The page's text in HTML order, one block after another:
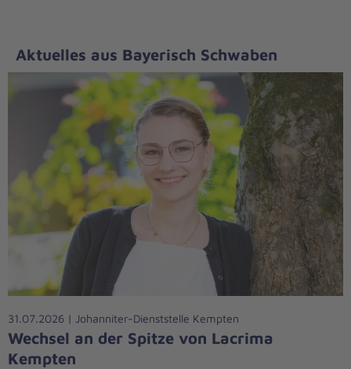
Aktuelles aus Bayerisch Schwaben
31.07.2026 | Johanniter-Dienststelle Kempten
Wechsel an der Spitze von Lacrima
Kempten